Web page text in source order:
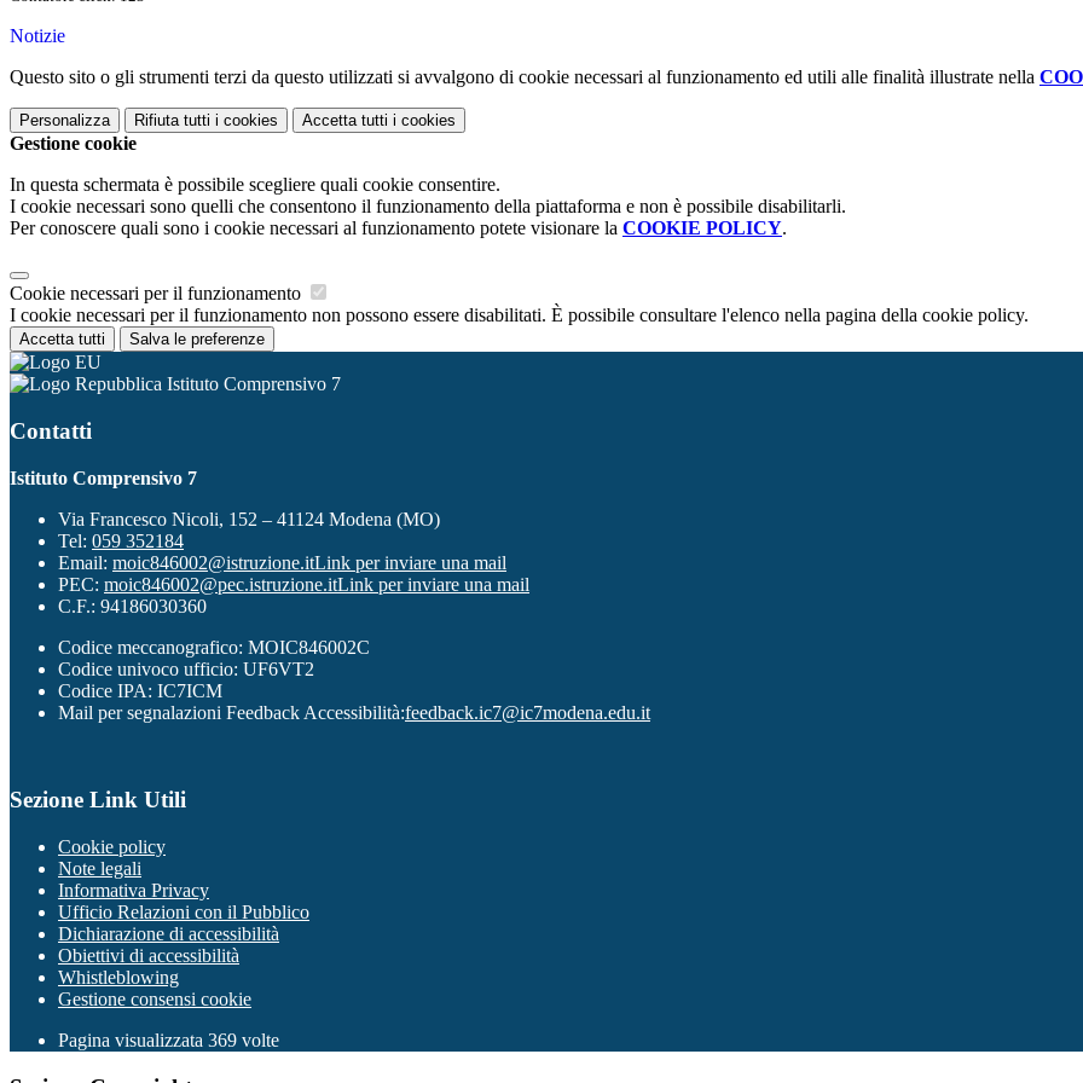
Notizie
Questo sito o gli strumenti terzi da questo utilizzati si avvalgono di cookie necessari al funzionamento ed utili alle finalità illustrate nella
Personalizza Rifiuta tutti i cookies Accetta tutti i cookies
Gestione cookie
In questa schermata è possibile scegliere quali cookie consentire.
I cookie necessari sono quelli che consentono il funzionamento della piattaforma e non è possibile disabilitarli.
Per conoscere quali sono i cookie necessari al funzionamento potete visionare la COOKIE POLICY.
Cookie necessari per il funzionamento
I cookie necessari per il funzionamento non possono essere disabilitati. È possibile consultare l'elenco nella pagina della cookie policy.
Accetta tutti Salva le preferenze
Istituto Comprensivo 7
Contatti
Istituto Comprensivo 7
Via Francesco Nicoli, 152 – 41124 Modena (MO)
Tel: 059 352184
Email: moic846002@istruzione.itLink per inviare una mail
PEC: moic846002@pec.istruzione.itLink per inviare una mail
C.F.: 94186030360
Codice meccanografico: MOIC846002C
Codice univoco ufficio: UF6VT2
Codice IPA: IC7ICM
Mail per segnalazioni Feedback Accessibilità:feedback.ic7@ic7modena.edu.it
Sezione Link Utili
Cookie policy
Note legali
Informativa Privacy
Ufficio Relazioni con il Pubblico
Dichiarazione di accessibilità
Obiettivi di accessibilità
Whistleblowing
Gestione consensi cookie
Pagina visualizzata 369 volte